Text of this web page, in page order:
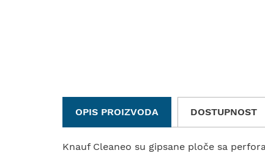
OPIS PROIZVODA DOSTUPNOST
Knauf Cleaneo su gipsane ploče sa